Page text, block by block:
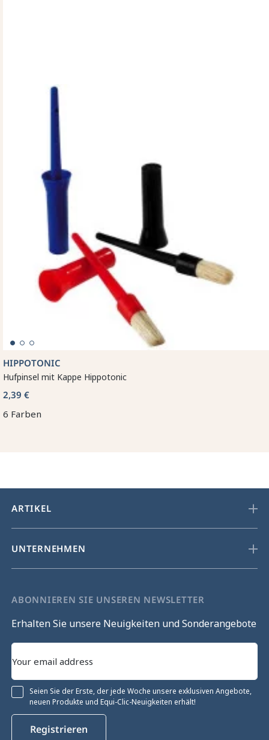
HIPPOTONIC
Hufpinsel mit Kappe Hippotonic
2,39 €
6 Farben
ARTIKEL
UNTERNEHMEN
ABONNIEREN SIE UNSEREN NEWSLETTER
Erhalten Sie unsere Neuigkeiten und Sonderangebote
Seien Sie der Erste, der jede Woche unsere exklusiven Angebote,
neuen Produkte und Equi-Clic-Neuigkeiten erhält!
Registrieren